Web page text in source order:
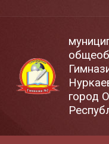
город